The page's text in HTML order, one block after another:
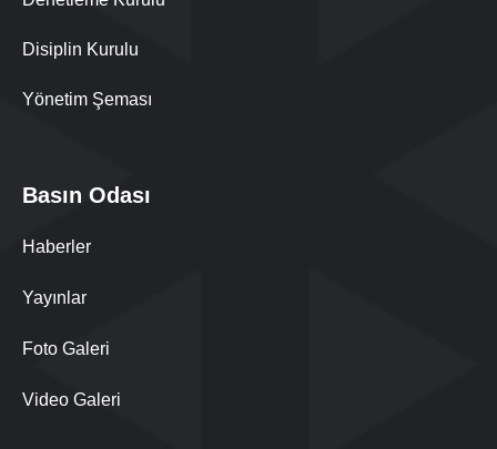
Disiplin Kurulu
Yönetim Şeması
Basın Odası
Haberler
Yayınlar
Foto Galeri
Video Galeri